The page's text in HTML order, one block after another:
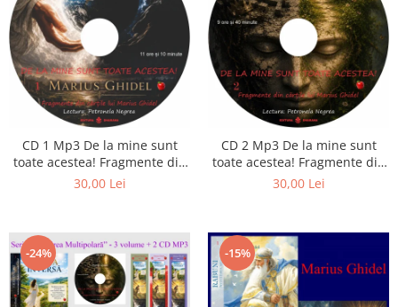
CD 1 Mp3 De la mine sunt
toate acestea! Fragmente din
cărțile lui Marius Ghidel
30,00 Lei
CD 2 Mp3 De la mine sunt
toate acestea! Fragmente din
cărțile lui Marius Ghidel
30,00 Lei
-24% -15%